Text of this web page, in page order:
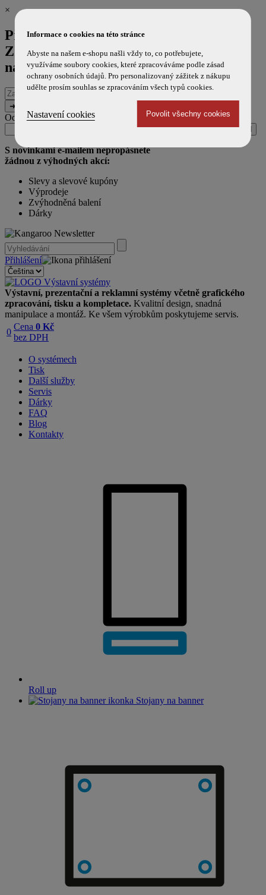
×
Přihlaste se k odběru novinek a
ZÍSKEJTE 100 Kč SLEVUna příští
nákup!
E-
mailová
adresa
Odesláním souhlasíte s použitím e-mailu pro marketingové účely.
(ponechte
prázdné)
prázdné)
S novinkami e-mailem nepropásnete
žádnou z výhodných akcí:
Slevy a slevové kupóny
Výprodeje
Zvýhodněná balení
Dárky
Přihlášení
Výstavní, prezentační a reklamní systémy včetně grafického
zpracování, tisku a kompletace. Kvalitní design, snadná
manipulace a montáž. Ke všem výrobkům poskytujeme servis.
0
Cena 0 Kč
bez DPH
O systémech
Tisk
Další služby
Servis
Dárky
FAQ
Blog
Kontakty
Roll up
Stojany na banner
Informace o cookies na této stránce
Abyste na našem e-shopu našli vždy to, co potřebujete,
využíváme soubory cookies, které zpracováváme podle zásad
ochrany osobních údajů. Pro personalizovaný zážitek z nákupu
udělte prosím souhlas se zpracováním všech typů cookies.
Nastavení cookies